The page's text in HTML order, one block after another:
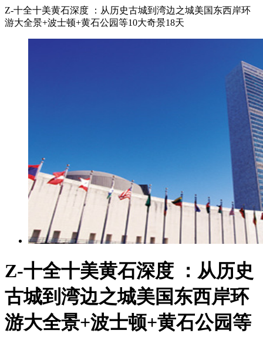
Z-十全十美黄石深度 ：从历史古城到湾边之城美国东西岸环
游大全景+波士顿+黄石公园等10大奇景18天
Z-十全十美黄石深度 ：从历史
古城到湾边之城美国东西岸环
游大全景+波士顿+黄石公园等